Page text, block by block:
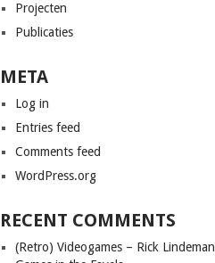
Projecten
Publicaties
META
Log in
Entries feed
Comments feed
WordPress.org
RECENT COMMENTS
(Retro) Videogames – Rick Lindeman